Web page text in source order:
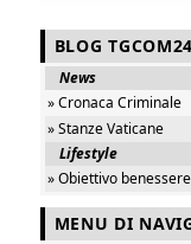
BLOG TGCOM24
News
» Cronaca Criminale
» Stanze Vaticane
Lifestyle
» Obiettivo benessere
MENU DI